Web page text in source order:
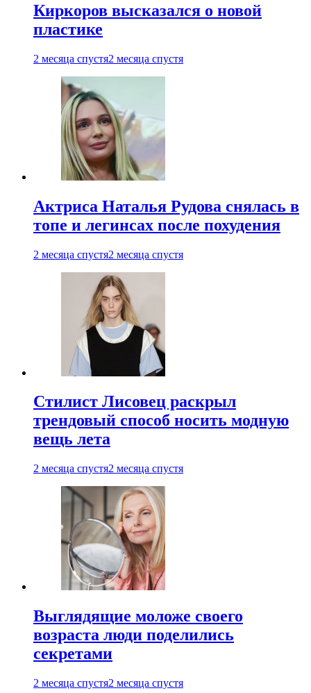
Киркоров высказался о новой
пластике
2 месяца спустя2 месяца спустя
Актриса Наталья Рудова снялась в
топе и легинсах после похудения
2 месяца спустя2 месяца спустя
Стилист Лисовец раскрыл
трендовый способ носить модную
вещь лета
2 месяца спустя2 месяца спустя
Выглядящие моложе своего
возраста люди поделились
секретами
2 месяца спустя2 месяца спустя